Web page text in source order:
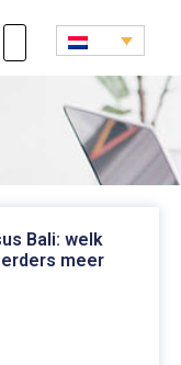
Bali: welk
meer